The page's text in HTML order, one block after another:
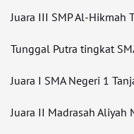
Juara III SMP Al-Hikmah
Tunggal Putra tingkat
Juara I SMA Negeri 1
Juara II Madrasah